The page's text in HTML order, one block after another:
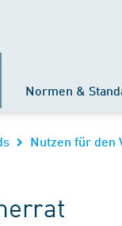
Normen &
Nutzen für den